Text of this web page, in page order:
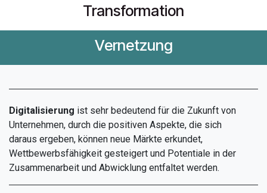
Transformation
Vernetzung
Digitalisierung ist sehr bedeutend für die Zukunft von
Unternehmen, durch die positiven Aspekte, die sich
daraus ergeben, können neue Märkte erkundet,
Wettbewerbsfähigkeit gesteigert und Potentiale in der
Zusammenarbeit und Abwicklung entfaltet werden.